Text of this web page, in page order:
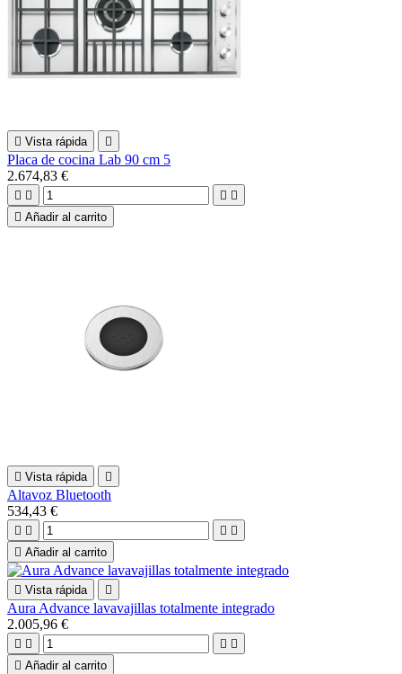
 Vista rápida 
Placa de cocina Lab 90 cm 5
2.674,83 €
   
 Añadir al carrito
 Vista rápida 
Altavoz Bluetooth
534,43 €
   
 Añadir al carrito
 Vista rápida 
Aura Advance lavavajillas totalmente integrado
2.005,96 €
   
 Añadir al carrito